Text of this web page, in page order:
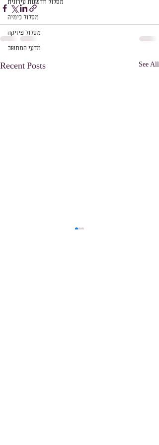
מסלול חדשנות עירונית
מסלול כימיה
מסלול פיזיקה
מדעי המחשב
Recent Posts See All